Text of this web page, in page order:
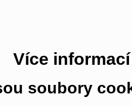
Více
soubory